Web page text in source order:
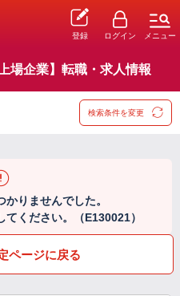
登録 ログイン メニュー
場企業】転職・求人情報
検索条件を変更
りませんでした。
ください。（E130021）
ページに戻る